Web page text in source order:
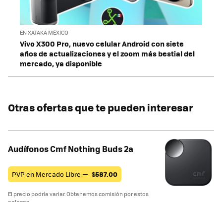
EN XATAKA MÉXICO
Vivo X300 Pro, nuevo celular Android con siete
años de actualizaciones y el zoom más bestial del
mercado, ya disponible
Otras ofertas que te pueden interesar
Audífonos Cmf Nothing Buds 2a
PVP en Mercado Libre — $587.00
El precio podría variar. Obtenemos comisión por estos